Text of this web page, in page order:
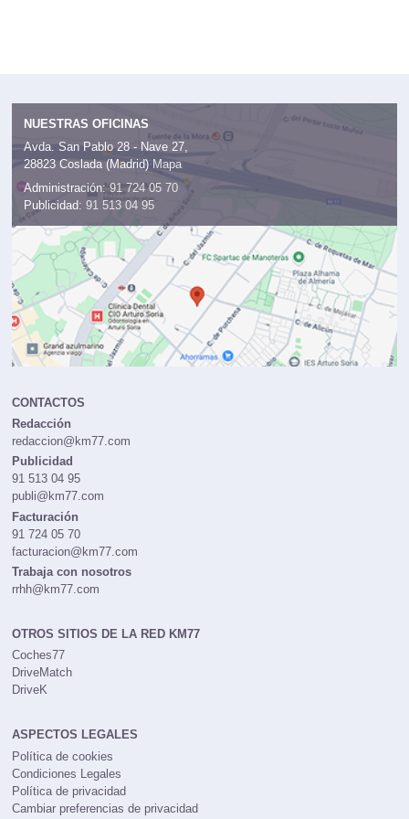
NUESTRAS OFICINAS
Avda. San Pablo 28 - Nave 27,
28823 Coslada (Madrid) Mapa
Administración: 91 724 05 70
Publicidad: 91 513 04 95
CONTACTOS
Redacción
redaccion@km77.com
Publicidad
91 513 04 95
publi@km77.com
Facturación
91 724 05 70
facturacion@km77.com
Trabaja con nosotros
rrhh@km77.com
OTROS SITIOS DE LA RED KM77
Coches77
DriveMatch
DriveK
ASPECTOS LEGALES
Política de cookies
Condiciones Legales
Política de privacidad
Cambiar preferencias de privacidad